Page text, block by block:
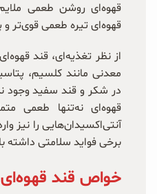
قهوه‌ای روشن طعمی
قهوه‌ای تیره طعمی قوی‌تر و
از نظر تغذیه‌ای، قند
معدنی مانند کلسیم،
در شکر و قند سفید وجود
قهوه‌ای نه‌تنها طعمی
آنتی‌اکسیدان‌هایی را نیز
برخی فواید سلامتی داشته
خواص قند قهوه‌ای OAB: